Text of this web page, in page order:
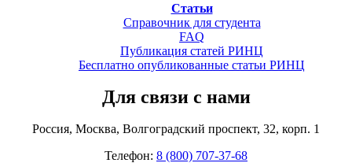
Статьи
Справочник для студента
FAQ
Публикация статей РИНЦ
Бесплатно опубликованные статьи РИНЦ
Для связи с нами
Россия, Москва, Волгоградский проспект, 32, корп. 1
Телефон: 8 (800) 707-37-68